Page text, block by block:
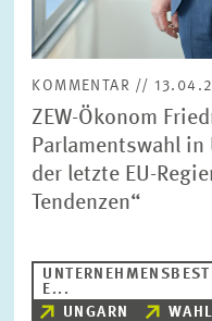
KOMMENTAR //
ZEW-Ökonom
Parlamentswahl
der letzte EU-
Tendenzen“
E...
UNGARN
WAHL